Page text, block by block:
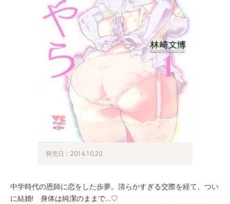
発売日：2014.10.20
中学時代の恩師に恋をした歩夢。清らかすぎる交際を経て、つい
に結婚! 身体は純潔のままで…♡